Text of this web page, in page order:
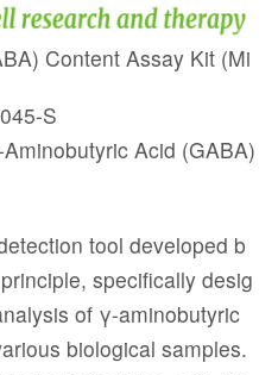
Content Assay Kit (Mi
S
Acid (GABA)
tool developed b
specifically desig
of γ-aminobutyric
biological samples.